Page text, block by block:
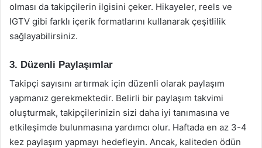
olması da takipçilerin ilgisini çeker. Hikayeler, reels ve
IGTV gibi farklı içerik formatlarını kullanarak çeşitlilik
sağlayabilirsiniz.
3. Düzenli Paylaşımlar
Takipçi sayısını artırmak için düzenli olarak paylaşım
yapmanız gerekmektedir. Belirli bir paylaşım takvimi
oluşturmak, takipçilerinizin sizi daha iyi tanımasına ve
etkileşimde bulunmasına yardımcı olur. Haftada en az 3-4
kez paylaşım yapmayı hedefleyin. Ancak, kaliteden ödün